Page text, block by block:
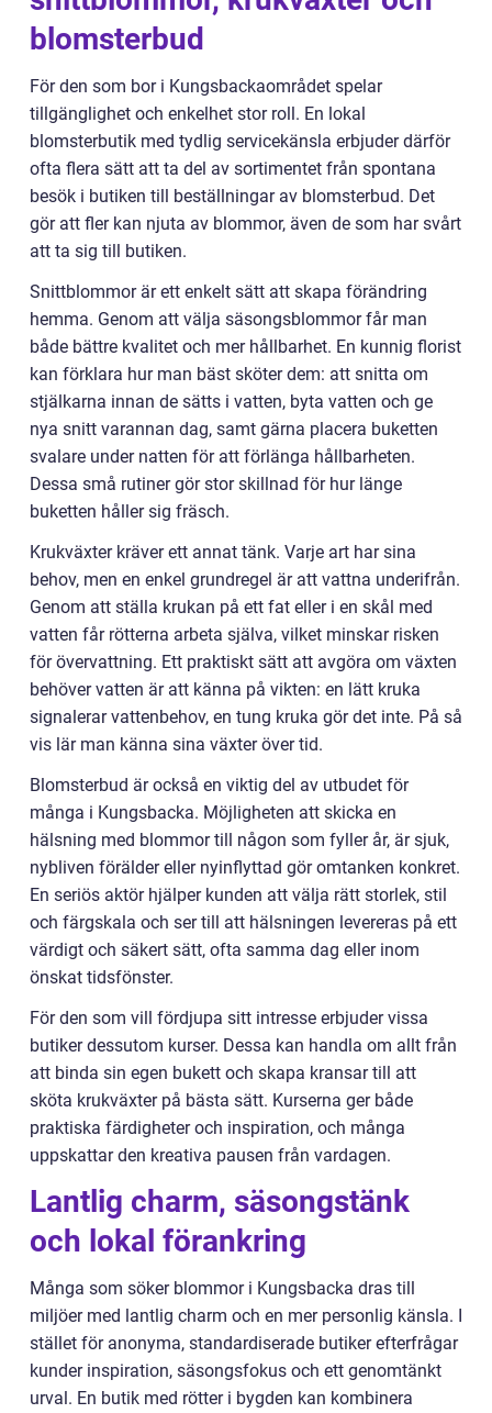
blomsterbud
För den som bor i Kungsbackaområdet spelar
tillgänglighet och enkelhet stor roll. En lokal
blomsterbutik med tydlig servicekänsla erbjuder därför
ofta flera sätt att ta del av sortimentet från spontana
besök i butiken till beställningar av blomsterbud. Det
gör att fler kan njuta av blommor, även de som har svårt
att ta sig till butiken.
Snittblommor är ett enkelt sätt att skapa förändring
hemma. Genom att välja säsongsblommor får man
både bättre kvalitet och mer hållbarhet. En kunnig florist
kan förklara hur man bäst sköter dem: att snitta om
stjälkarna innan de sätts i vatten, byta vatten och ge
nya snitt varannan dag, samt gärna placera buketten
svalare under natten för att förlänga hållbarheten.
Dessa små rutiner gör stor skillnad för hur länge
buketten håller sig fräsch.
Krukväxter kräver ett annat tänk. Varje art har sina
behov, men en enkel grundregel är att vattna underifrån.
Genom att ställa krukan på ett fat eller i en skål med
vatten får rötterna arbeta själva, vilket minskar risken
för övervattning. Ett praktiskt sätt att avgöra om växten
behöver vatten är att känna på vikten: en lätt kruka
signalerar vattenbehov, en tung kruka gör det inte. På så
vis lär man känna sina växter över tid.
Blomsterbud är också en viktig del av utbudet för
många i Kungsbacka. Möjligheten att skicka en
hälsning med blommor till någon som fyller år, är sjuk,
nybliven förälder eller nyinflyttad gör omtanken konkret.
En seriös aktör hjälper kunden att välja rätt storlek, stil
och färgskala och ser till att hälsningen levereras på ett
värdigt och säkert sätt, ofta samma dag eller inom
önskat tidsfönster.
För den som vill fördjupa sitt intresse erbjuder vissa
butiker dessutom kurser. Dessa kan handla om allt från
att binda sin egen bukett och skapa kransar till att
sköta krukväxter på bästa sätt. Kurserna ger både
praktiska färdigheter och inspiration, och många
uppskattar den kreativa pausen från vardagen.
Lantlig charm, säsongstänk
och lokal förankring
Många som söker blommor i Kungsbacka dras till
miljöer med lantlig charm och en mer personlig känsla. I
stället för anonyma, standardiserade butiker efterfrågar
kunder inspiration, säsongsfokus och ett genomtänkt
urval. En butik med rötter i bygden kan kombinera